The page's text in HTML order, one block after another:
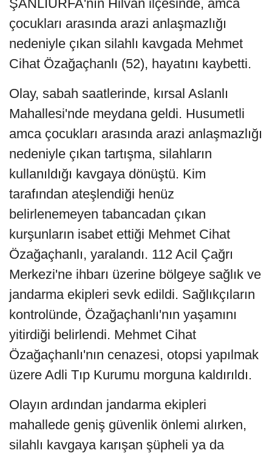
ŞANLIURFA'nın Hilvan ilçesinde, amca
çocukları arasında arazi anlaşmazlığı
nedeniyle çıkan silahlı kavgada Mehmet
Cihat Özağaçhanlı (52), hayatını kaybetti.
Olay, sabah saatlerinde, kırsal Aslanlı
Mahallesi'nde meydana geldi. Husumetli
amca çocukları arasında arazi anlaşmazlığı
nedeniyle çıkan tartışma, silahların
kullanıldığı kavgaya dönüştü. Kim
tarafından ateşlendiği henüz
belirlenemeyen tabancadan çıkan
kurşunların isabet ettiği Mehmet Cihat
Özağaçhanlı, yaralandı. 112 Acil Çağrı
Merkezi'ne ihbarı üzerine bölgeye sağlık ve
jandarma ekipleri sevk edildi. Sağlıkçıların
kontrolünde, Özağaçhanlı'nın yaşamını
yitirdiği belirlendi. Mehmet Cihat
Özağaçhanlı'nın cenazesi, otopsi yapılmak
üzere Adli Tıp Kurumu morguna kaldırıldı.
Olayın ardından jandarma ekipleri
mahallede geniş güvenlik önlemi alırken,
silahlı kavgaya karışan şüpheli ya da